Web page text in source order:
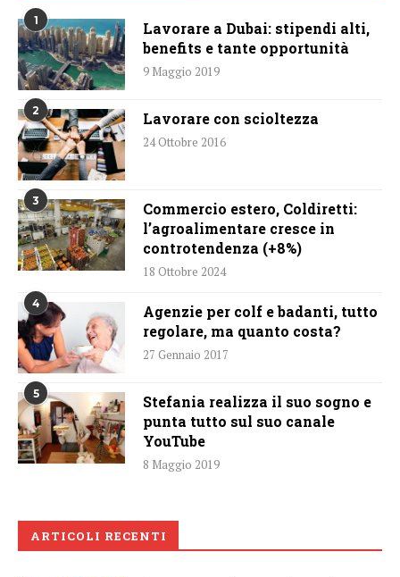
1
Lavorare a Dubai: stipendi alti,
benefits e tante opportunità
9 Maggio 2019
2 Lavorare con scioltezza
24 Ottobre 2016
3
Commercio estero, Coldiretti:
l’agroalimentare cresce in
controtendenza (+8%)
18 Ottobre 2024
4
Agenzie per colf e badanti, tutto
regolare, ma quanto costa?
27 Gennaio 2017
5
Stefania realizza il suo sogno e
punta tutto sul suo canale
YouTube
8 Maggio 2019
ARTICOLI RECENTI